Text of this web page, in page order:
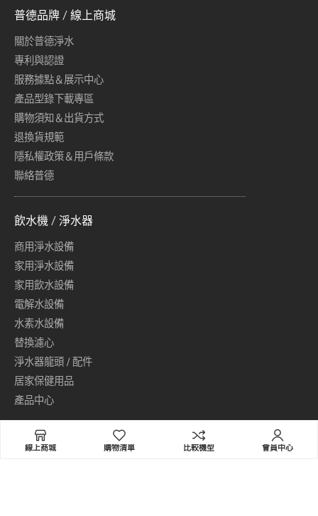
普德品牌 / 線上商城
關於普德淨水
專利與認證
服務據點＆展示中心
產品型錄下載專區
購物須知＆出貨方式
退換貨規範
隱私權政策＆用戶條款
聯絡普德
飲水機 / 淨水器
商用淨水設備
家用淨水設備
家用飲水設備
電解水設備
水素水設備
替換濾心
淨水器龍頭 / 配件
居家保健用品
產品中心
普德家電事業集團／普德飲水機
線上商城 購物清單 比較機型 會員中心